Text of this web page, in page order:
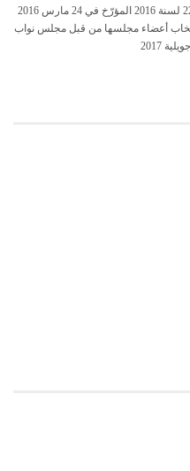
المالية أحدثت بموجب القانون الأساسي عدد22 لسنة 2016 المؤرّخ في 24 مارس 2016
أعضاء مجلسها من قبل مجلس نواب